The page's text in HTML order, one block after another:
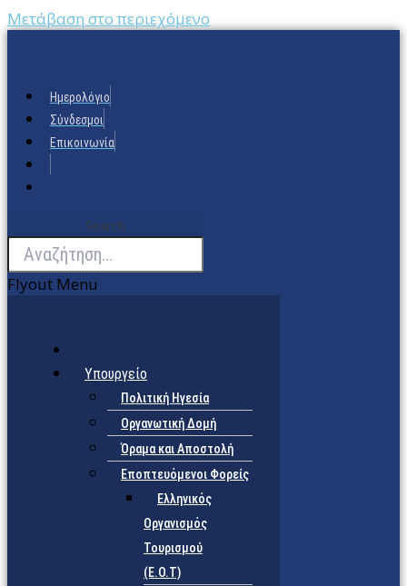
Μετάβαση στο περιεχόμενο
Ημερολόγιο
Σύνδεσμοι
Επικοινωνία
Search
Flyout Menu
Υπουργείο
Πολιτική Ηγεσία
Οργανωτική Δομή
Όραμα και Αποστολή
Εποπτευόμενοι Φορείς
Eλληνικός
Οργανισμός
Τουρισμού
(Ε.Ο.Τ)